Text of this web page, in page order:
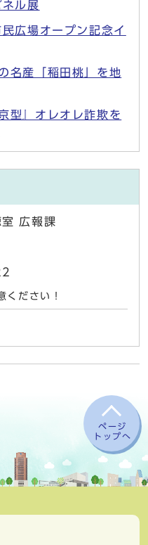
ル展
広場オープン記念イ
産「稲田桃」を地
』オレオレ詐欺を
広報課
ください！
ページ
トップへ